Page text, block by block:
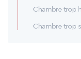
Chambre trop
Chambre trop